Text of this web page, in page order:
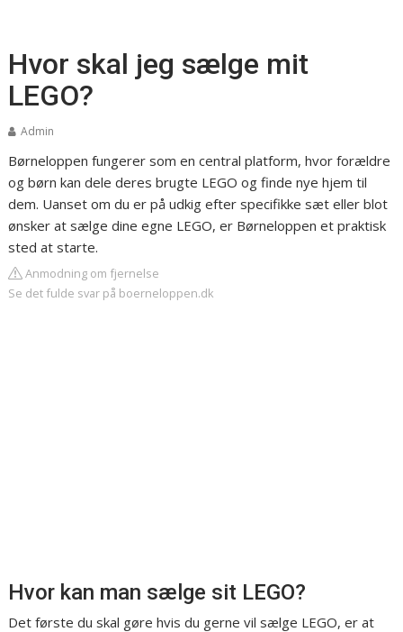
Hvor skal jeg sælge mit
LEGO?
Admin
Børneloppen fungerer som en central platform, hvor forældre
og børn kan dele deres brugte LEGO og finde nye hjem til
dem. Uanset om du er på udkig efter specifikke sæt eller blot
ønsker at sælge dine egne LEGO, er Børneloppen et praktisk
sted at starte.
Anmodning om fjernelse
Se det fulde svar på boerneloppen.dk
Hvor kan man sælge sit LEGO?
Det første du skal gøre hvis du gerne vil sælge LEGO, er at